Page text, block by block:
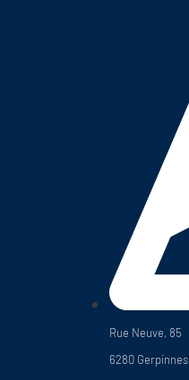
Rue Neuve, 85
6280 Gerpinnes